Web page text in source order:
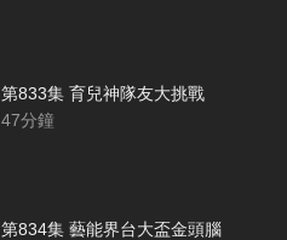
第833集 育兒神隊友大挑戰
47分鐘
第834集 藝能界台大盃金頭腦